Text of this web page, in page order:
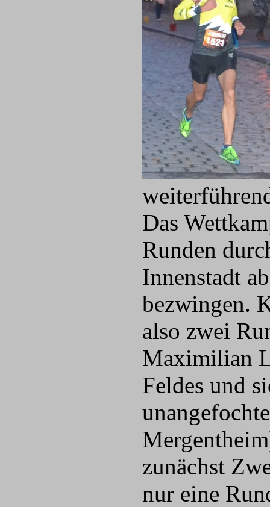
Das
Runden
Innenstadt
bezwingen.
also zwei
Maximilian
Feldes und
zunächst
nur eine